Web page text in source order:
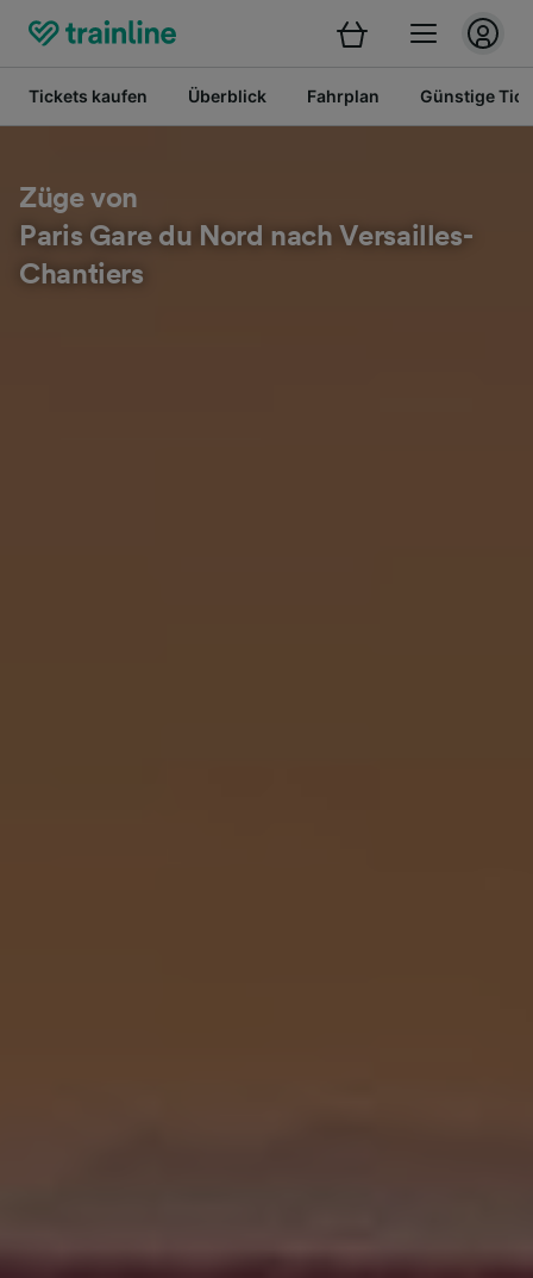
Tickets kaufen Überblick Fahrplan Günstige
Züge von
Paris Gare du Nord nach Versailles-
Chantiers